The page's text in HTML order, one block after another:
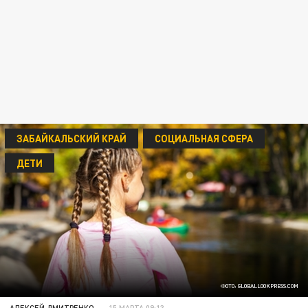
ФОТО: GLOBALLOOKPRESS.COM
ЗАБАЙКАЛЬСКИЙ КРАЙ
СОЦИАЛЬНАЯ СФЕРА
ДЕТИ